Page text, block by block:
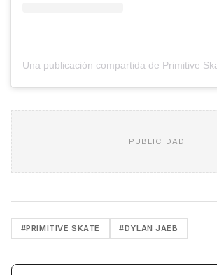
PUBLICIDAD
#PRIMITIVE SKATE #DYLAN JAEB